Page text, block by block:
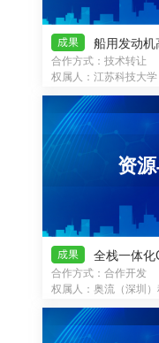
合作方式：技术转让
权属人：江苏科技大学
资
合作方式：合作开发